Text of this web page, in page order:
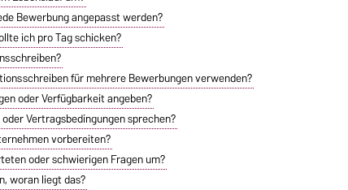
Bewerbung angepasst werden?
ich pro Tag schicken?
für mehrere Bewerbungen verwenden?
oder Verfügbarkeit angeben?
Vertragsbedingungen sprechen?
vorbereiten?
oder schwierigen Fragen um?
woran liegt das?